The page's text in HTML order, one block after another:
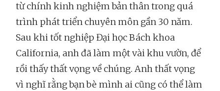
từ chính kinh nghiệm bản thân trong quá
trình phát triển chuyên môn gần 30 năm.
Sau khi tốt nghiệp Đại học Bách khoa
California, anh đã làm một vài khu vườn, để
rồi thấy thất vọng về chúng. Anh thất vọng
vì nghĩ rằng bạn bè mình ai cũng có thể làm